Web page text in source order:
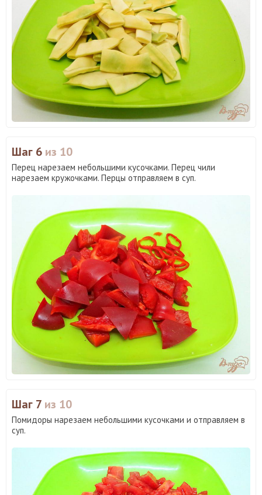
Шаг 6 из 10
Перец нарезаем небольшими кусочками. Перец чили
нарезаем кружочками. Перцы отправляем в суп.
Шаг 7 из 10
Помидоры нарезаем небольшими кусочками и отправляем в
суп.